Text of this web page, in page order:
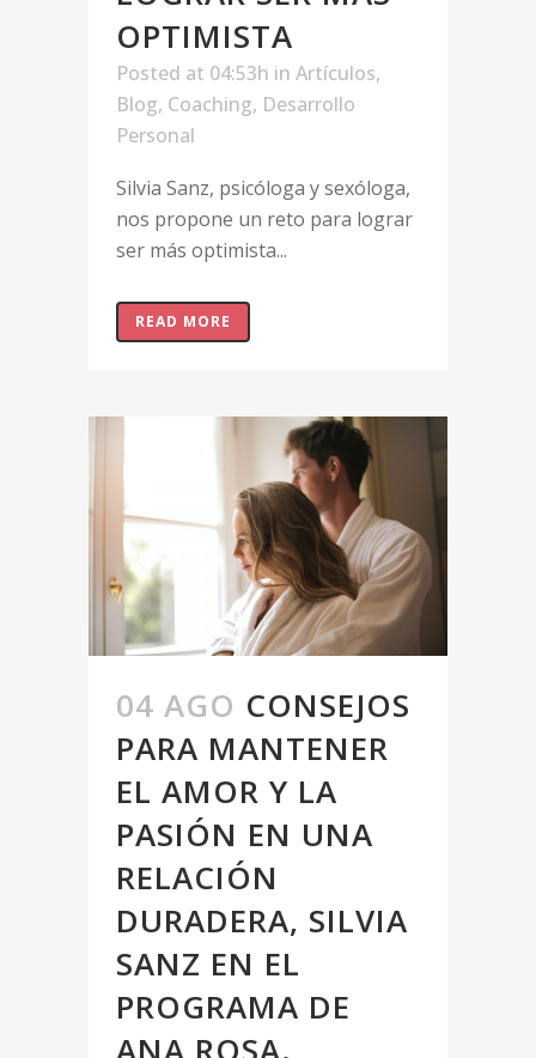
OPTIMISTA
Posted at 04:53h in Artículos,
Blog, Coaching, Desarrollo
Personal
Silvia Sanz, psicóloga y sexóloga,
nos propone un reto para lograr
ser más optimista...
READ MORE
04 AGO CONSEJOS
PARA MANTENER
EL AMOR Y LA
PASIÓN EN UNA
RELACIÓN
DURADERA, SILVIA
SANZ EN EL
PROGRAMA DE
ANA ROSA.